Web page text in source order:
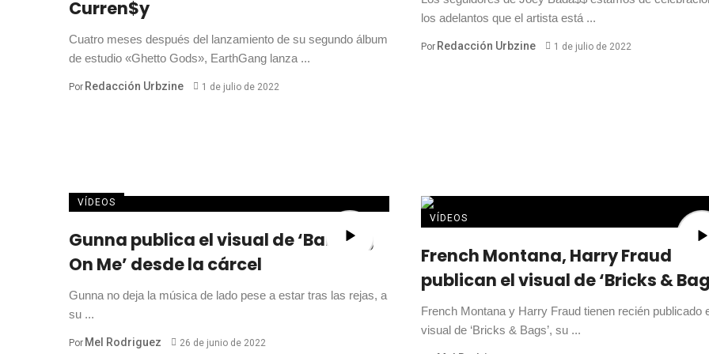
Curren$y
Cuatro meses después del lanzamiento de su segundo álbum
de estudio «Ghetto Gods», EarthGang lanza ...
Por Redacción Urbzine 1 de julio de 2022
los adelantos que el artista está ...
Por Redacción Urbzine 1 de julio de 2022
VÍDEOS
Gunna publica el visual de ‘Banking
On Me’ desde la cárcel
Gunna no deja la música de lado pese a estar tras las rejas, a
su ...
Por Mel Rodriguez 26 de junio de 2022
VÍDEOS
French Montana, Harry Fraud
publican el visual de ‘Bricks &
French Montana y Harry Fraud tienen recién publicado
visual de ‘Bricks & Bags’, su ...